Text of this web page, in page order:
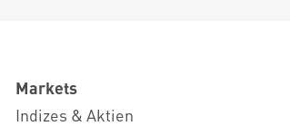
Markets
Indizes & Aktien